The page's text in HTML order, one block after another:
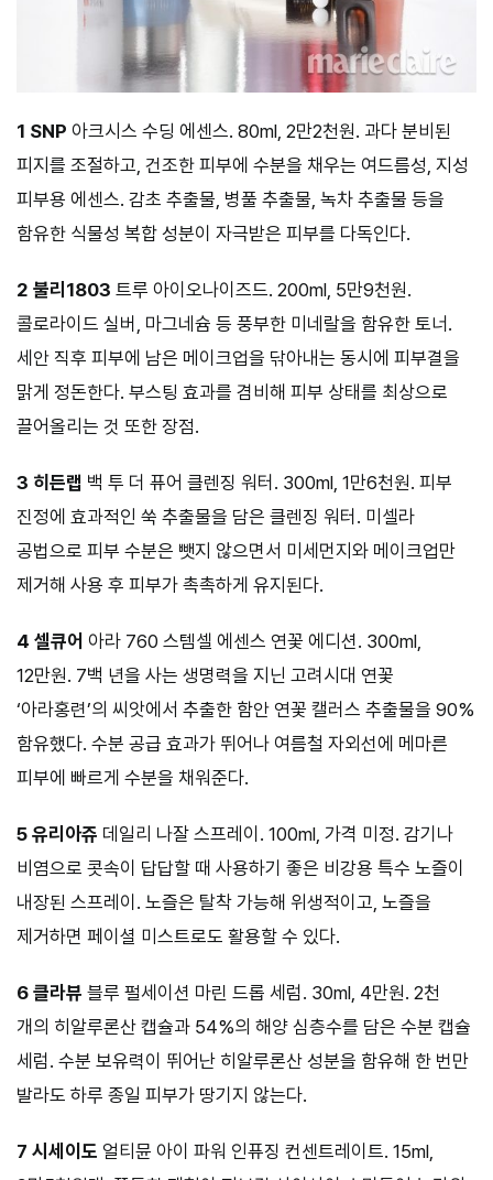
1 SNP 아크시스 수딩 에센스. 80ml, 2만2천원. 과다 분비된
피지를 조절하고, 건조한 피부에 수분을 채우는 여드름성, 지성
피부용 에센스. 감초 추출물, 병풀 추출물, 녹차 추출물 등을
함유한 식물성 복합 성분이 자극받은 피부를 다독인다.
2 불리1803 트루 아이오나이즈드. 200ml, 5만9천원.
콜로라이드 실버, 마그네슘 등 풍부한 미네랄을 함유한 토너.
세안 직후 피부에 남은 메이크업을 닦아내는 동시에 피부결을
맑게 정돈한다. 부스팅 효과를 겸비해 피부 상태를 최상으로
끌어올리는 것 또한 장점.
3 히든랩 백 투 더 퓨어 클렌징 워터. 300ml, 1만6천원. 피부
진정에 효과적인 쑥 추출물을 담은 클렌징 워터. 미셀라
공법으로 피부 수분은 뺏지 않으면서 미세먼지와 메이크업만
제거해 사용 후 피부가 촉촉하게 유지된다.
4 셀큐어 아라 760 스템셀 에센스 연꽃 에디션. 300ml,
12만원. 7백 년을 사는 생명력을 지닌 고려시대 연꽃
‘아라홍련’의 씨앗에서 추출한 함안 연꽃 캘러스 추출물을 90%
함유했다. 수분 공급 효과가 뛰어나 여름철 자외선에 메마른
피부에 빠르게 수분을 채워준다.
5 유리아쥬 데일리 나잘 스프레이. 100ml, 가격 미정. 감기나
비염으로 콧속이 답답할 때 사용하기 좋은 비강용 특수 노즐이
내장된 스프레이. 노즐은 탈착 가능해 위생적이고, 노즐을
제거하면 페이셜 미스트로도 활용할 수 있다.
6 클라뷰 블루 펄세이션 마린 드롭 세럼. 30ml, 4만원. 2천
개의 히알루론산 캡슐과 54%의 해양 심층수를 담은 수분 캡슐
세럼. 수분 보유력이 뛰어난 히알루론산 성분을 함유해 한 번만
발라도 하루 종일 피부가 땅기지 않는다.
7 시세이도 얼티뮨 아이 파워 인퓨징 컨센트레이트. 15ml,